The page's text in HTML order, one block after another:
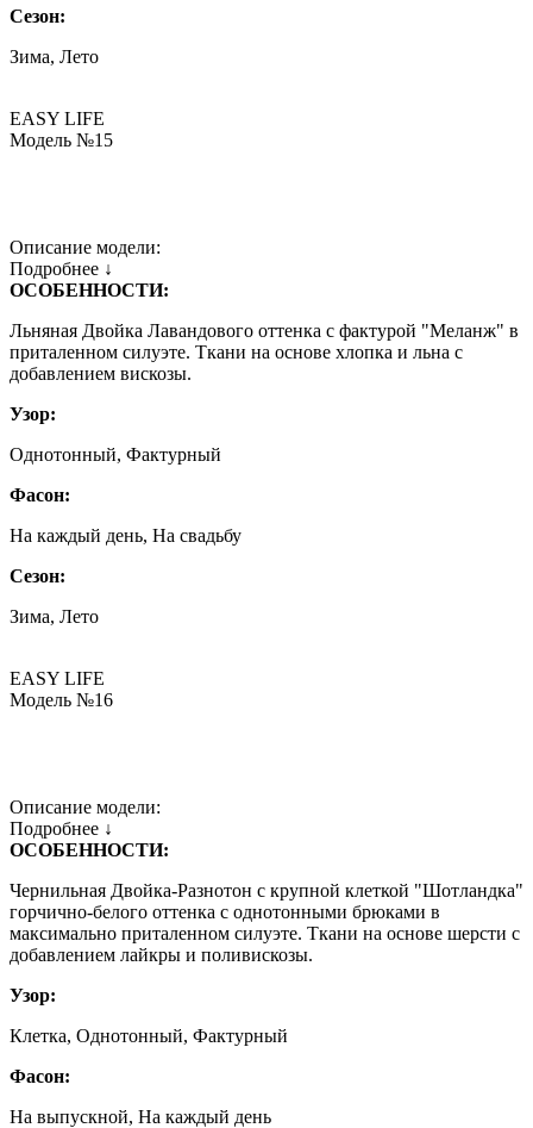
Сезон:
Зима, Лето
EASY LIFE
Модель №15
Описание модели:
Подробнее ↓
ОСОБЕННОСТИ:
Льняная Двойка Лавандового оттенка с фактурой "Меланж" в
приталенном силуэте. Ткани на основе хлопка и льна с
добавлением вискозы.
Узор:
Однотонный, Фактурный
Фасон:
На каждый день, На свадьбу
Сезон:
Зима, Лето
EASY LIFE
Модель №16
Описание модели:
Подробнее ↓
ОСОБЕННОСТИ:
Чернильная Двойка-Разнотон с крупной клеткой "Шотландка"
горчично-белого оттенка с однотонными брюками в
максимально приталенном силуэте. Ткани на основе шерсти с
добавлением лайкры и поливискозы.
Узор:
Клетка, Однотонный, Фактурный
Фасон:
На выпускной, На каждый день